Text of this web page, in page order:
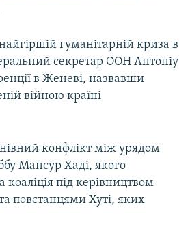
гуманітарній криза в
секретар ООН Антоніу
в Женеві, назвавши
війною країні
конфлікт між урядом
Мансур Хаді, якого
коаліція під керівництвом
та повстанцями Хуті, яких